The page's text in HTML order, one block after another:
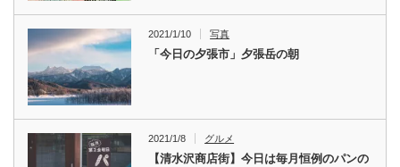
2021/1/10 写真
「今日の夕張市」夕張岳の朝
2021/1/8 グルメ
【清水沢商店街】今日は毎月恒例のパンの